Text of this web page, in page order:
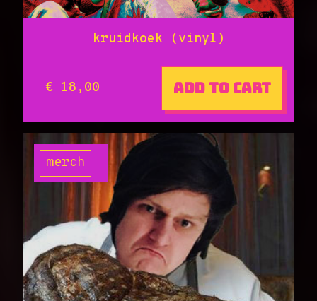
kruidkoek (vinyl)
€ 18,00 Add to cart
merch